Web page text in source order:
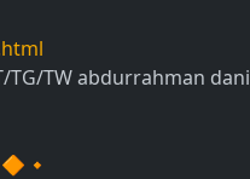
TG/TW abdurrahman dani
🔶🔸